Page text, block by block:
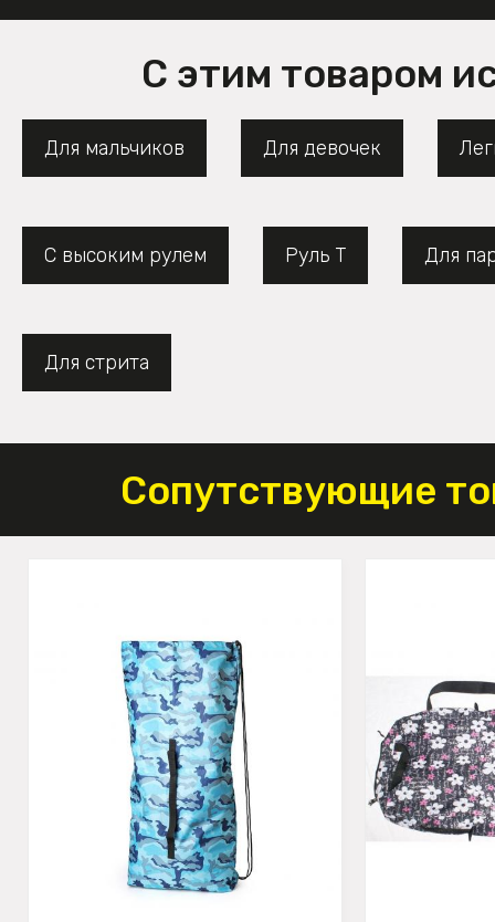
С этим товаром
Для мальчиков Для девочек
С высоким рулем Руль Т Для
Для стрита
Сопутствующие